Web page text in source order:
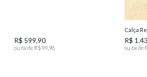
R$ 599,90
ou 6x de R$ 99,98
Calça
R$
ou 6x de